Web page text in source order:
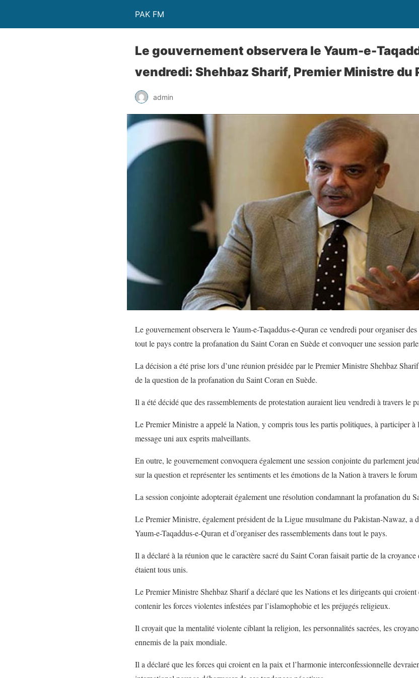
PAK FM
Le gouvernement observera le Yaum-e-
vendredi: Shehbaz Sharif, Premier Ministre du
admin
Le gouvernement observera le Yaum-e-Taqaddus-e-Quran ce vendredi pour organiser
tout le pays contre la profanation du Saint Coran en Suède et convoquer une session
La décision a été prise lors d’une réunion présidée par le Premier Ministre Shehbaz
de la question de la profanation du Saint Coran en Suède.
Il a été décidé que des rassemblements de protestation auraient lieu vendredi à travers le
Le Premier Ministre a appelé la Nation, y compris tous les partis politiques, à participer à
message uni aux esprits malveillants.
En outre, le gouvernement convoquera également une session conjointe du parlement
sur la question et représenter les sentiments et les émotions de la Nation à travers le
La session conjointe adopterait également une résolution condamnant la profanation du
Le Premier Ministre, également président de la Ligue musulmane du Pakistan-Nawaz, a
Yaum-e-Taqaddus-e-Quran et d’organiser des rassemblements dans tout le pays.
Il a déclaré à la réunion que le caractère sacré du Saint Coran faisait partie de la
étaient tous unis.
Le Premier Ministre Shehbaz Sharif a déclaré que les Nations et les dirigeants qui
contenir les forces violentes infestées par l’islamophobie et les préjugés religieux.
Il croyait que la mentalité violente ciblant la religion, les personnalités sacrées, les
ennemis de la paix mondiale.
Il a déclaré que les forces qui croient en la paix et l’harmonie interconfessionnelle